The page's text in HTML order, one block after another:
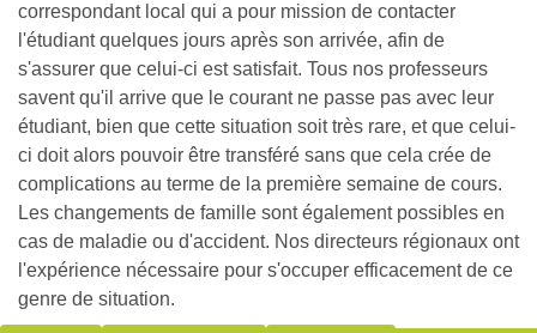
correspondant local qui a pour mission de contacter
l'étudiant quelques jours après son arrivée, afin de
s'assurer que celui-ci est satisfait. Tous nos professeurs
savent qu'il arrive que le courant ne passe pas avec leur
étudiant, bien que cette situation soit très rare, et que celui-
ci doit alors pouvoir être transféré sans que cela crée de
complications au terme de la première semaine de cours.
Les changements de famille sont également possibles en
cas de maladie ou d'accident. Nos directeurs régionaux ont
l'expérience nécessaire pour s'occuper efficacement de ce
genre de situation.